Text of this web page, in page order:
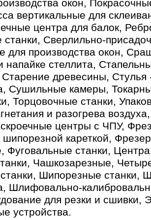
окон,
вертикальные для
центра для балок,
станки, Сверлильно-
для производства окон,
напайке стеллита,
Старение древесины,
Сушильные камеры,
Торцовочные станки,
и разогрева
центры с ЧПУ,
кареткой,
Фуговальные станки,
Чашкозарезные,
Шипорезные станки,
Шлифовально-
для резки и сшивки,
устройства.